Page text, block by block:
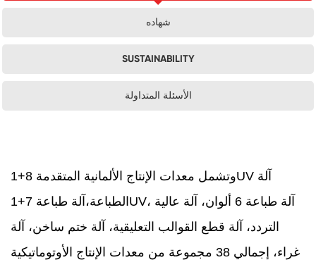
شهاده
SUSTAINABILITY
الأسئلة المتداولة
وتشمل معدات الإنتاج الألمانية المتقدمة 8
+1UV آلة
الطباعة،
آلة طباعة 7+1UV، آلة طباعة 6 ألوان، آلة عالية
التردد، آلة قطع القوالب التعليقية، آلة ختم ساخن، آلة
غراء، إجمالي 38 مجموعة من معدات الإنتاج الأوتوماتيكية